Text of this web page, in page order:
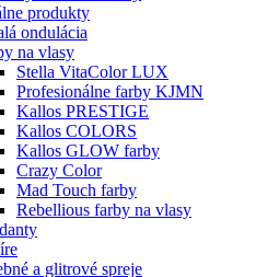
produkty
ondulácia
na vlasy
Stella VitaColor LUX
Profesionálne farby KJMN
Kallos PRESTIGE
Kallos COLORS
Kallos GLOW farby
Crazy Color
Mad Touch farby
Rebellious farby na vlasy
a glitrové spreje